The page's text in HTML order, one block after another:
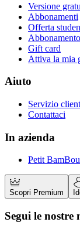
Versione
Abbonamenti
Offerta
Gift card
Attiva la mia
Aiuto
Servizio
Contattaci
In azienda
Petit
Scopri Premium
Segui le nostre